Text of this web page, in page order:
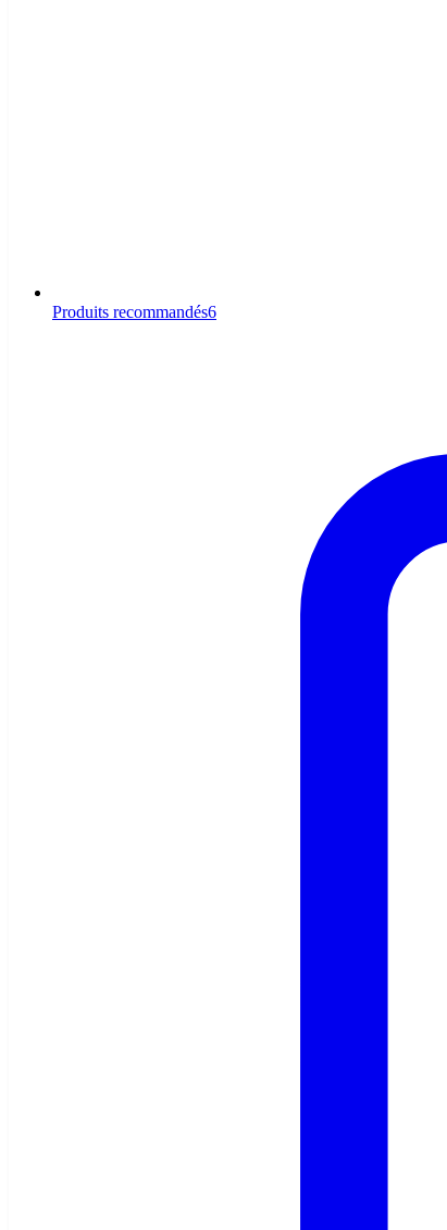
Produits recommandés6